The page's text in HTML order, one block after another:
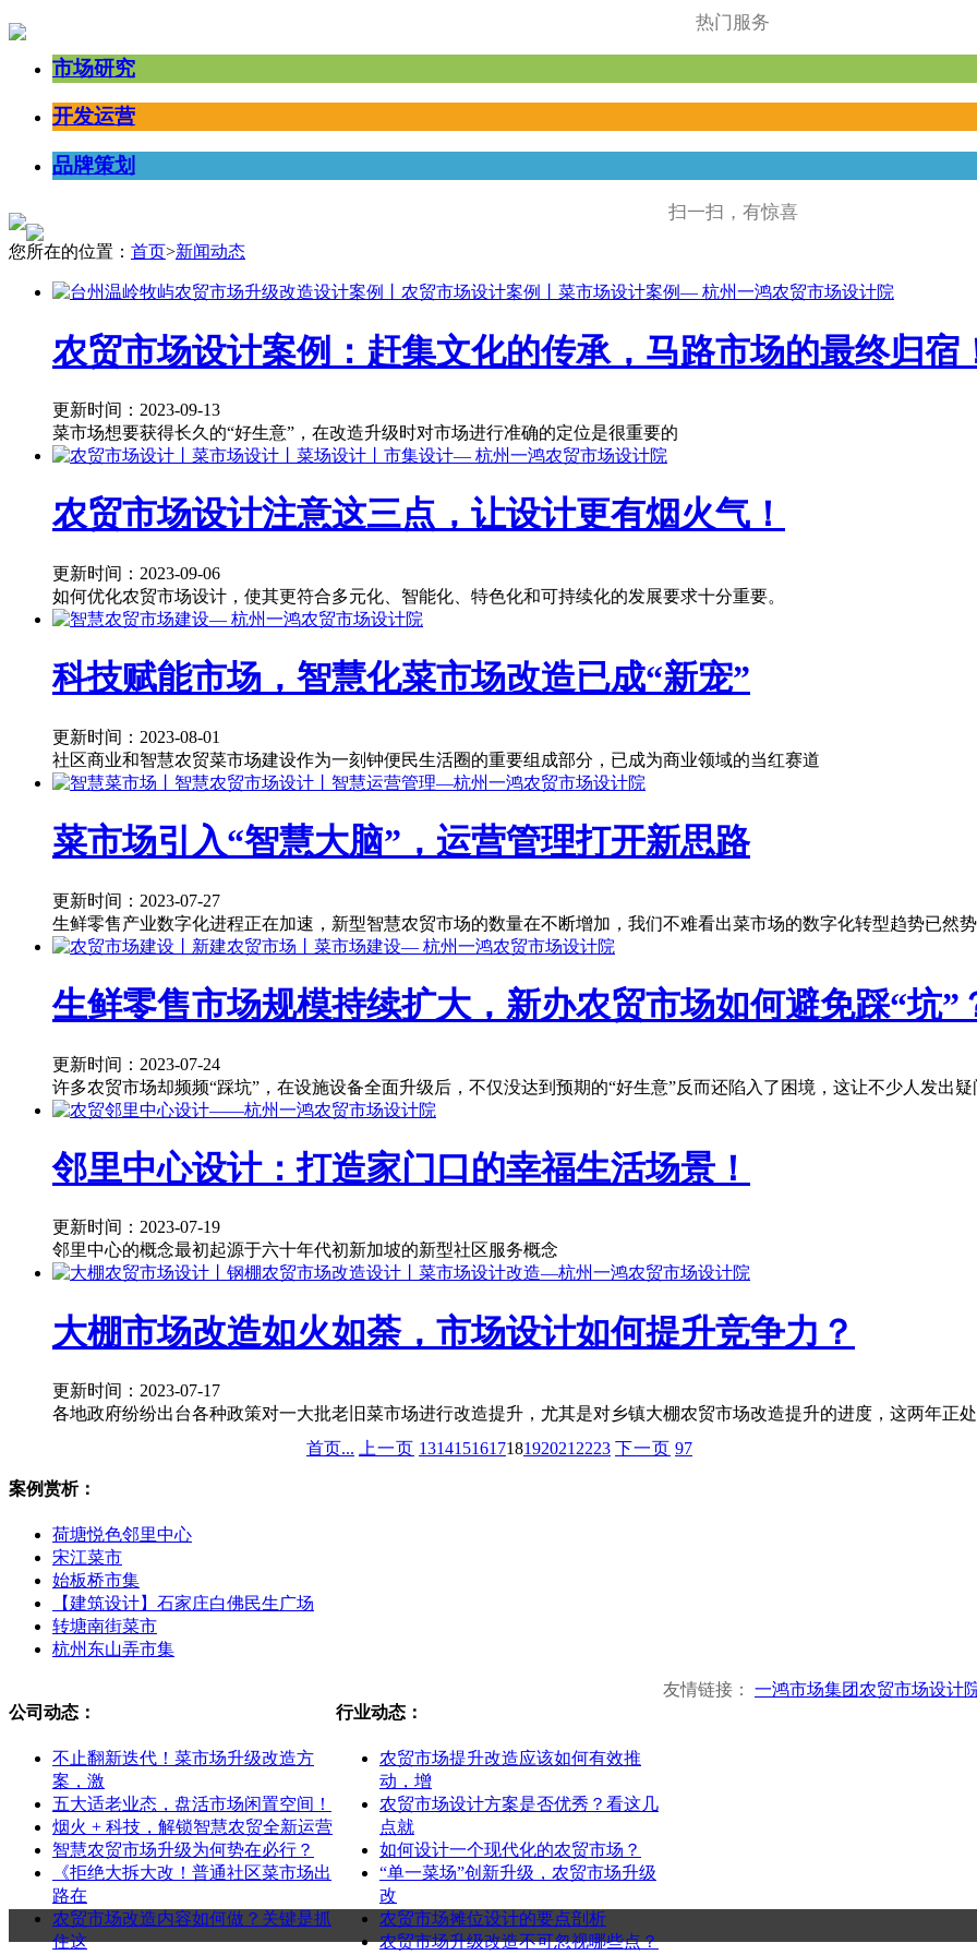
热门服务
市场研究
开发运营
品牌策划
扫一扫，有惊喜
您所在的位置： 首页>新闻动态
农贸市场设计案例：赶集文化的传承，马路市场的最终归宿
更新时间：2023-09-13
菜市场想要获得长久的“好生意”，在改造升级时对市场进行准确的定位是很重要的
农贸市场设计注意这三点，让设计更有烟火气！
更新时间：2023-09-06
如何优化农贸市场设计，使其更符合多元化、智能化、特色化和可持续化的发展要求十分重要。
科技赋能市场，智慧化菜市场改造已成“新宠”
更新时间：2023-08-01
社区商业和智慧农贸菜市场建设作为一刻钟便民生活圈的重要组成部分，已成为商业领域的当红赛道
菜市场引入“智慧大脑”，运营管理打开新思路
更新时间：2023-07-27
生鲜零售产业数字化进程正在加速，新型智慧农贸市场的数量在不断增加，我们不难看出菜市场的数字化转型趋势已然
生鲜零售市场规模持续扩大，新办农贸市场如何避免踩“坑”
更新时间：2023-07-24
许多农贸市场却频频“踩坑”，在设施设备全面升级后，不仅没达到预期的“好生意”反而还陷入了困境，这让不少人发出
邻里中心设计：打造家门口的幸福生活场景！
更新时间：2023-07-19
邻里中心的概念最初起源于六十年代初新加坡的新型社区服务概念
大棚市场改造如火如荼，市场设计如何提升竞争力？
更新时间：2023-07-17
各地政府纷纷出台各种政策对一大批老旧菜市场进行改造提升，尤其是对乡镇大棚农贸市场改造提升的进度，这两年正
首页...
上一页 131415161718192021 2223 下一页 97
案例赏析：
荷塘悦色邻里中心
宋江菜市
始板桥市集
【建筑设计】石家庄白佛民生广场
转塘南街菜市
杭州东山弄市集
公司动态：
不止翻新迭代！菜市场升级改造方
案，激
五大适老业态，盘活市场闲置空间！
烟火 + 科技，解锁智慧农贸全新运营
智慧农贸市场升级为何势在必行？
《拒绝大拆大改！普通社区菜市场出
路在
农贸市场改造内容如何做？关键是抓
住这
行业动态：
农贸市场提升改造应该如何有效推
动，增
农贸市场设计方案是否优秀？看这几
点就
如何设计一个现代化的农贸市场？
“单一菜场”创新升级，农贸市场升级
改
农贸市场摊位设计的要点剖析
农贸市场升级改造不可忽视哪些点？
友情链接： 一鸿市场集团农贸市场设计